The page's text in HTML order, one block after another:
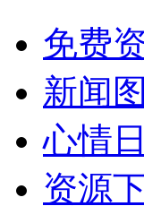
免费
新闻
心情
资源